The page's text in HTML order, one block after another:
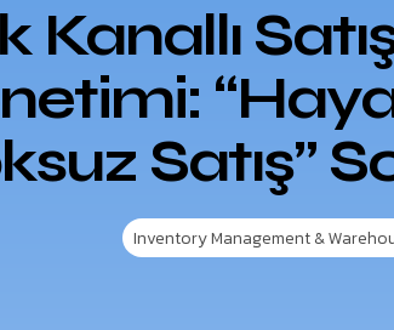
Kanallı
Satış”
Inventory Management &